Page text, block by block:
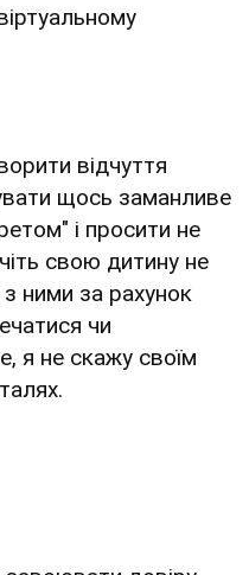
відчуття
щось заманливе
і просити не
свою дитину не
ними за рахунок
чи
я не скажу своїм